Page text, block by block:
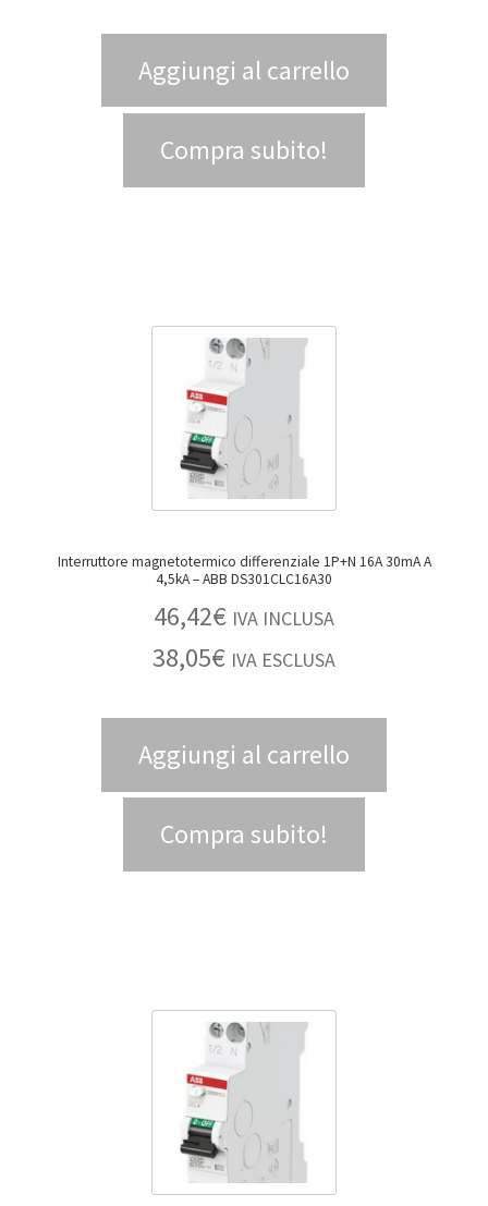
Aggiungi al carrello
Compra subito!
Interruttore magnetotermico differenziale 1P+N 16A 30mA A
4,5kA – ABB DS301CLC16A30
46,42€ IVA INCLUSA
38,05€ IVA ESCLUSA
Aggiungi al carrello
Compra subito!